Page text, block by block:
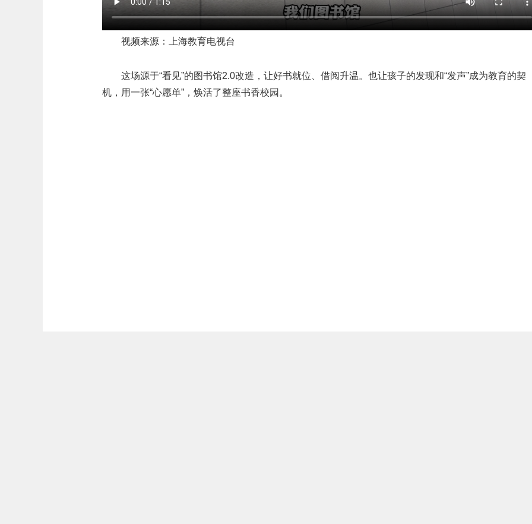
视频来源：上海教育电视台
这场源于“看见”的图书馆2.0改造，让好书就位、借阅升温。也让孩子的发现和“发声”成为教育的契
机，用一张“心愿单”，焕活了整座书香校园。